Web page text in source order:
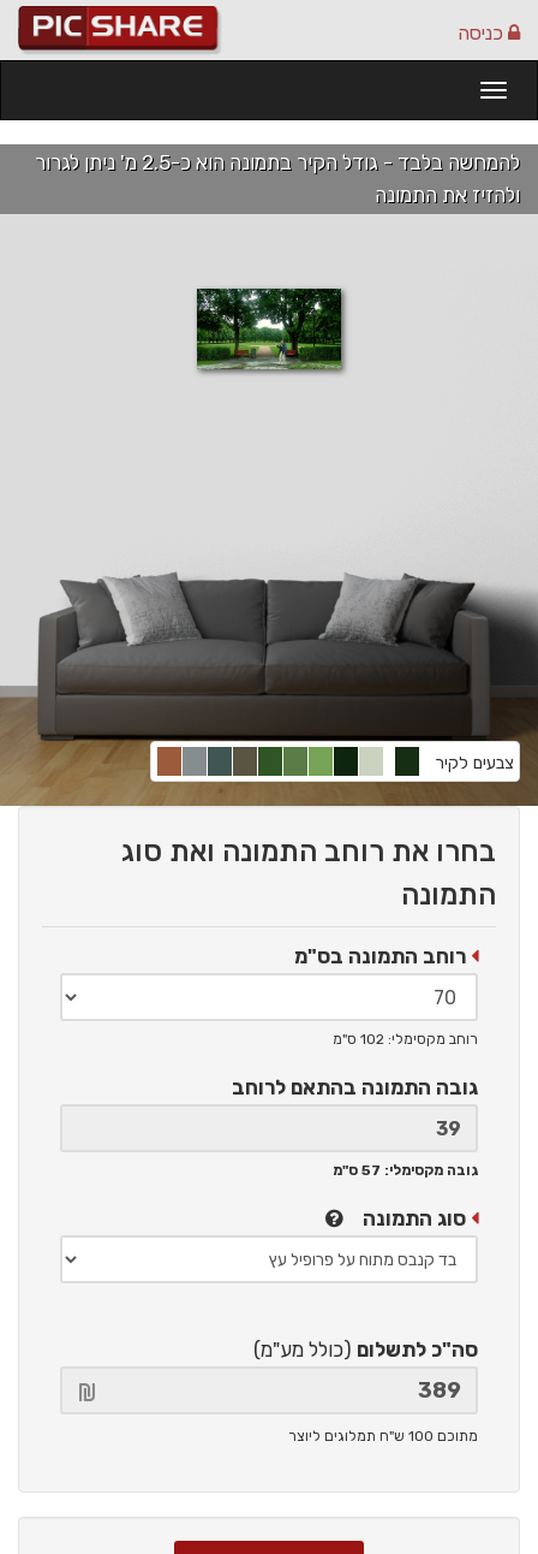
כניסה
להמחשה בלבד - גודל הקיר בתמונה הוא כ-2.5 מ' ניתן לגרור
ולהזיז את התמונה
צבעים לקיר
בחרו את רוחב התמונה ואת סוג
התמונה
רוחב התמונה בס"מ
רוחב מקסימלי: 102 ס"מ
גובה התמונה בהתאם לרוחב
גובה מקסימלי: 57 ס"מ
סוג התמונה
סה"כ לתשלום (כולל מע"מ)
מתוכם 100 ש"ח תמלוגים ליוצר